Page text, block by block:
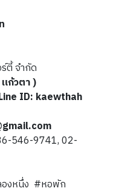
ตี้ จำกัด
ก้วตา )
ID: kaewthah
546-9741, 02-
องหนึ่ง #หอพัก